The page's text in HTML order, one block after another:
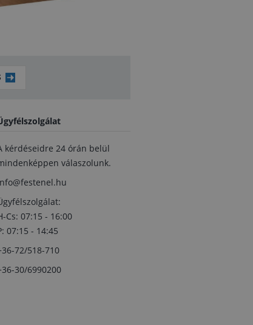
kérdéseidre 24 órán belül
válaszolunk.
Cs: 07:15 - 16:00
07:15 - 14:45
72/518-710
30/6990200